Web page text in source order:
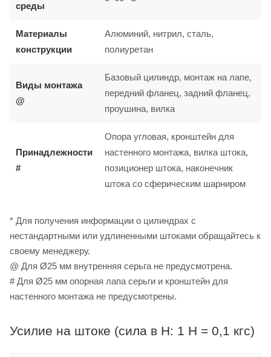
среды
Материалы
конструкции
Алюминий, нитрил, сталь,
полиуретан
Виды монтажа
@
Базовый цилиндр, монтаж на лапе,
передний фланец, задний фланец,
проушина, вилка
Принадлежности
#
Опора угловая, кронштейн для
настенного монтажа, вилка штока,
позиционер штока, наконечник
штока со сферическим шарниром
* Для получения информации о цилиндрах с
нестандартными или удлиненными штоками обращайтесь к
своему менеджеру.
@ Для Ø25 мм внутренняя серьга не предусмотрена.
# Для Ø25 мм опорная лапа серьги и кронштейн для
настенного монтажа не предусмотрены.
Усилие на штоке (сила в Н: 1 Н = 0,1 кгс)